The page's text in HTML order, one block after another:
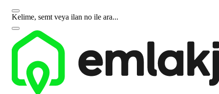
Kelime, semt veya ilan no ile ara...